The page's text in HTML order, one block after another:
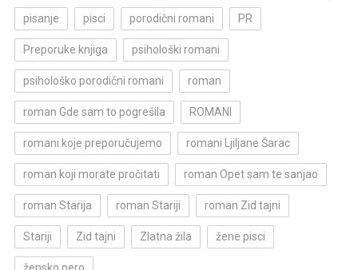
pisanje pisci porodični romani PR
Preporuke knjiga psihološki romani
psihološko porodični romani roman
roman Gde sam to pogrešila ROMANI
romani koje preporučujemo romani Ljiljane Šarac
roman koji morate pročitati roman Opet sam te sanjao
roman Starija roman Stariji roman Zid tajni
Stariji Zid tajni Zlatna žila žene pisci
žensko pero